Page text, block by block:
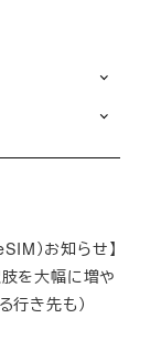
）お知らせ】
肢を大幅に増や
行き先も）